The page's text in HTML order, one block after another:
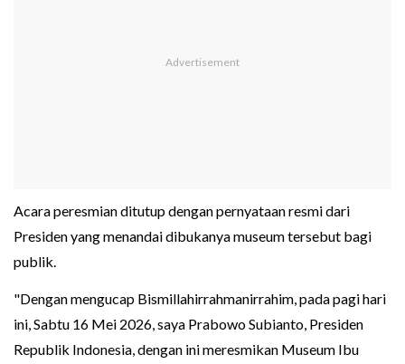
Acara peresmian ditutup dengan pernyataan resmi dari
Presiden yang menandai dibukanya museum tersebut bagi
publik.
"Dengan mengucap Bismillahirrahmanirrahim, pada pagi hari
ini, Sabtu 16 Mei 2026, saya Prabowo Subianto, Presiden
Republik Indonesia, dengan ini meresmikan Museum Ibu